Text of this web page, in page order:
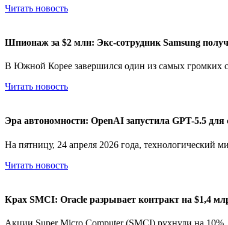
Читать новость
Шпионаж за $2 млн: Экс-сотрудник Samsung
В Южной Корее завершился один из самых громких
Читать новость
Эра автономности: OpenAI запустила GPT-5.5
На пятницу, 24 апреля 2026 года, технологический
Читать новость
Крах SMCI: Oracle разрывает контракт на $1,4